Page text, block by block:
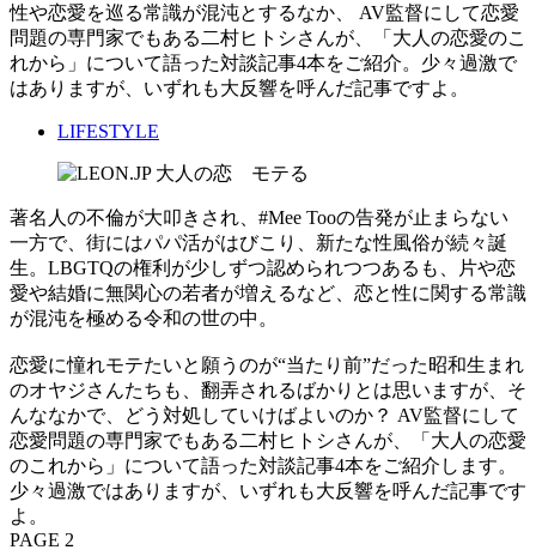
性や恋愛を巡る常識が混沌とするなか、 AV監督にして恋愛
問題の専門家でもある二村ヒトシさんが、「大人の恋愛のこ
れから」について語った対談記事4本をご紹介。少々過激で
はありますが、いずれも大反響を呼んだ記事ですよ。
LIFESTYLE
著名人の不倫が大叩きされ、#Mee Tooの告発が止まらない
一方で、街にはパパ活がはびこり、新たな性風俗が続々誕
生。LBGTQの権利が少しずつ認められつつあるも、片や恋
愛や結婚に無関心の若者が増えるなど、恋と性に関する常識
が混沌を極める令和の世の中。
恋愛に憧れモテたいと願うのが“当たり前”だった昭和生まれ
のオヤジさんたちも、翻弄されるばかりとは思いますが、そ
んななかで、どう対処していけばよいのか？ AV監督にして
恋愛問題の専門家でもある二村ヒトシさんが、「大人の恋愛
のこれから」について語った対談記事4本をご紹介します。
少々過激ではありますが、いずれも大反響を呼んだ記事です
よ。
PAGE 2